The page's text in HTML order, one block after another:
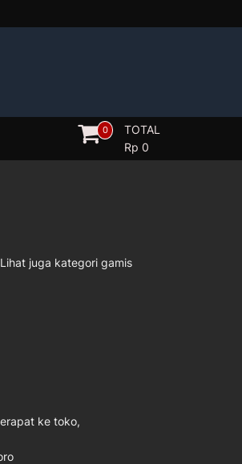
0
TOTAL
Rp 0
juga kategori gamis
ke toko,